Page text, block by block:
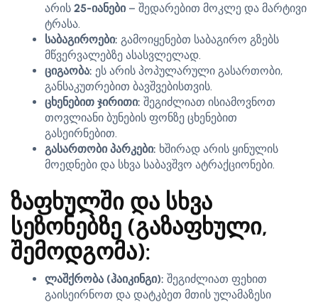
არის 25-იანები – შედარებით მოკლე და მარტივი
ტრასა.
საბაგიროები: გამოიყენებთ საბაგირო გზებს
მწვერვალებზე ასასვლელად.
ციგაობა: ეს არის პოპულარული გასართობი,
განსაკუთრებით ბავშვებისთვის.
ცხენებით ჯირითი: შეგიძლიათ ისიამოვნოთ
თოვლიანი ბუნების ფონზე ცხენებით
გასეირნებით.
გასართობი პარკები: ხშირად არის ყინულის
მოედნები და სხვა საბავშვო ატრაქციონები.
ზაფხულში და სხვა
სეზონებზე (გაზაფხული,
შემოდგომა):
ლაშქრობა (ჰაიკინგი): შეგიძლიათ ფეხით
გაისეირნოთ და დატკბეთ მთის ულამაზესი